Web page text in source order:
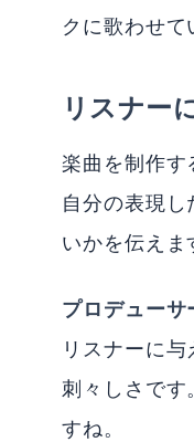
クに歌わせて
リスナー
楽曲を制作す
自分の表現
いかを伝えま
プロデューサ
リスナーに
刺々しさで
すね。